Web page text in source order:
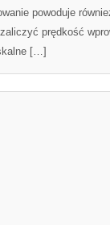
powoduje
prędkość
[…]